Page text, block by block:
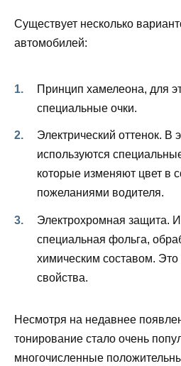
Существует несколько
автомобилей:
Принцип хамелеона, для
специальные очки.
Электрический оттенок. В
используются
которые изменяют цвет в
пожеланиями водителя.
Электрохромная защита.
специальная фольга,
химическим составом. Это
свойства.
Несмотря на недавнее
тонирование стало очень
многочисленные